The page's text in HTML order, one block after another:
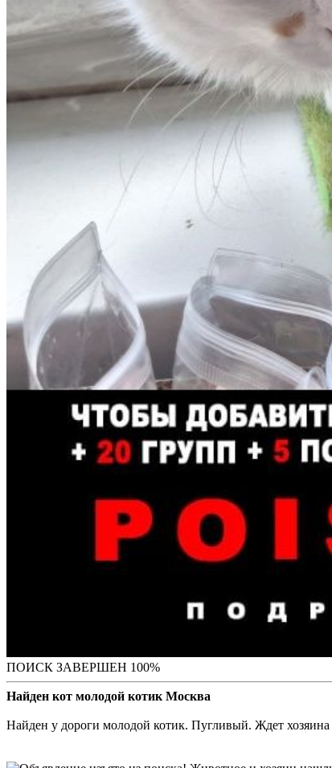
ПОИСК ЗАВЕРШЕН 100%
Найден кот молодой котик Москва
Найден у дороги молодой котик. Пугливый. Ждет хозяина